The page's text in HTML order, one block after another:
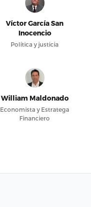
Víctor García San
Inocencio
Política y justicia
William Maldonado
Economista y Estratega
Financiero